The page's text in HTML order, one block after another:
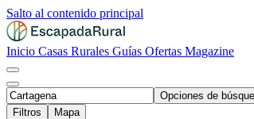
Salto al contenido principal
Inicio Casas Rurales Guías Ofertas Magazine
Opciones de
Filtros
Mapa